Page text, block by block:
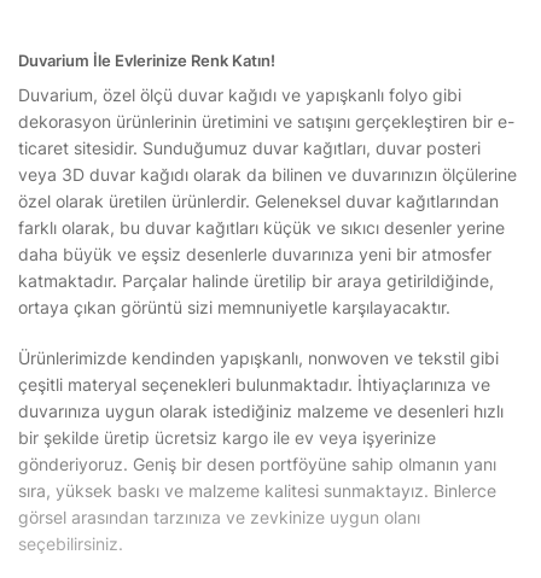
Duvarium İle Evlerinize Renk Katın!
Duvarium, özel ölçü duvar kağıdı ve yapışkanlı folyo gibi
dekorasyon ürünlerinin üretimini ve satışını gerçekleştiren bir e-
ticaret sitesidir. Sunduğumuz duvar kağıtları, duvar posteri
veya 3D duvar kağıdı olarak da bilinen ve duvarınızın ölçülerine
özel olarak üretilen ürünlerdir. Geleneksel duvar kağıtlarından
farklı olarak, bu duvar kağıtları küçük ve sıkıcı desenler yerine
daha büyük ve eşsiz desenlerle duvarınıza yeni bir atmosfer
katmaktadır. Parçalar halinde üretilip bir araya getirildiğinde,
ortaya çıkan görüntü sizi memnuniyetle karşılayacaktır.
Ürünlerimizde kendinden yapışkanlı, nonwoven ve tekstil gibi
çeşitli materyal seçenekleri bulunmaktadır. İhtiyaçlarınıza ve
duvarınıza uygun olarak istediğiniz malzeme ve desenleri hızlı
bir şekilde üretip ücretsiz kargo ile ev veya işyerinize
gönderiyoruz. Geniş bir desen portföyüne sahip olmanın yanı
sıra, yüksek baskı ve malzeme kalitesi sunmaktayız. Binlerce
görsel arasından tarzınıza ve zevkinize uygun olanı
seçebilirsiniz.